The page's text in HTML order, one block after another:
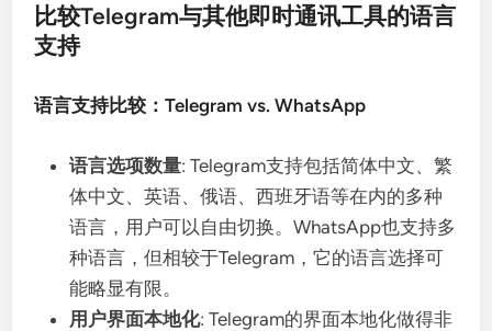
比较Telegram与其他即时通讯工具的语言
支持
语言支持比较：Telegram vs. WhatsApp
语言选项数量: Telegram支持包括简体中文、繁
体中文、英语、俄语、西班牙语等在内的多种
语言，用户可以自由切换。WhatsApp也支持多
种语言，但相较于Telegram，它的语言选择可
能略显有限。
用户界面本地化: Telegram的界面本地化做得非